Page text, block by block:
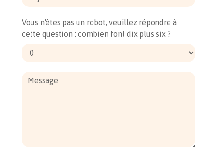
Vous n'êtes pas un robot, veuillez répondre à
cette question : combien font dix plus six ?